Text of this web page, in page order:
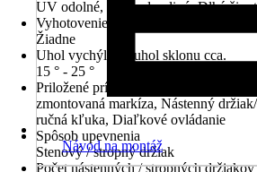
UV odolné, Vodeodpudivý, Dlhá
Vyhotovenie volánu
Žiadne
Uhol vychýlenia/uhol sklonu cca.
15 ° - 25 °
Priložené príslušenstvo
zmontovaná markíza, Nástenný
ručná kľuka, Diaľkové ovládanie
Spôsob upevnenia
Stenový / stropný držiak
Počet nástenných / stropných držiakov
Návod na montáž